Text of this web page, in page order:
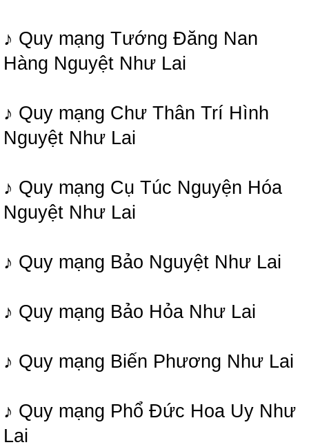
♪ Quy mạng Tướng Đăng Nan
Hàng Nguyệt Như Lai
♪ Quy mạng Chư Thân Trí Hình
Nguyệt Như Lai
♪ Quy mạng Cụ Túc Nguyện Hóa
Nguyệt Như Lai
♪ Quy mạng Bảo Nguyệt Như Lai
♪ Quy mạng Bảo Hỏa Như Lai
♪ Quy mạng Biến Phương Như Lai
♪ Quy mạng Phổ Đức Hoa Uy Như
Lai